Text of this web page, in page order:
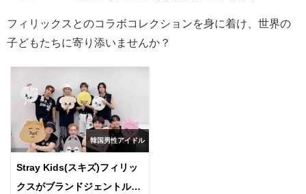
フィリックスとのコラボコレクションを身に着け、世界の
子どもたちに寄り添いませんか？
韓国男性アイドル
Stray Kids(スキズ)フィリッ
クスがブランドジェントルモ